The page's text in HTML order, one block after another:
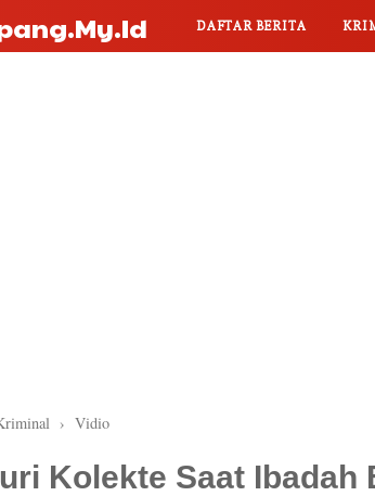
DAFTAR BERITA
› Vidio
Kolekte Saat Ibadah